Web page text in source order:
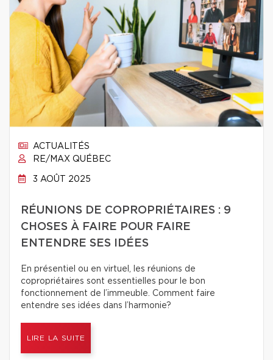
ACTUALITÉS
RE/MAX QUÉBEC
3 AOÛT 2025
RÉUNIONS DE COPROPRIÉTAIRES : 9
CHOSES À FAIRE POUR FAIRE
ENTENDRE SES IDÉES
En présentiel ou en virtuel, les réunions de
copropriétaires sont essentielles pour le bon
fonctionnement de l’immeuble. Comment faire
entendre ses idées dans l’harmonie?
LIRE LA SUITE